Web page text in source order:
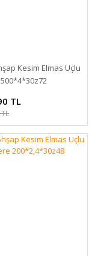
Kesim Elmas Uçlu
TL